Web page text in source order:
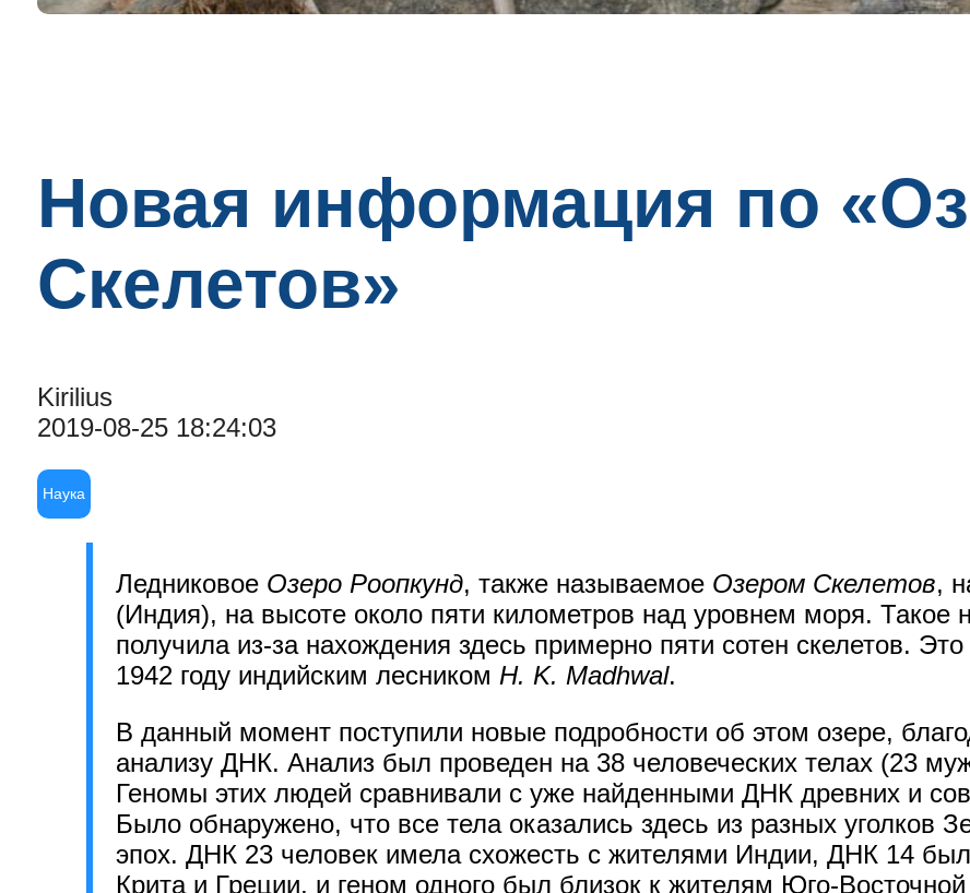
Новая информация по
Скелетов»
Kirilius
2019-08-25 18:24:03
Наука
Ледниковое Озеро Роопкунд, также называемое Озером Скелетов,
(Индия), на высоте около пяти километров над уровнем моря. Такое
получила из-за нахождения здесь примерно пяти сотен скелетов.
1942 году индийским лесником H. K. Madhwal.
В данный момент поступили новые подробности об этом озере,
анализу ДНК. Анализ был проведен на 38 человеческих телах (23
Геномы этих людей сравнивали с уже найденными ДНК древних и
Было обнаружено, что все тела оказались здесь из разных уголков
эпох. ДНК 23 человек имела схожесть с жителями Индии, ДНК 14
Крита и Греции, и геном одного был близок к жителям Юго-